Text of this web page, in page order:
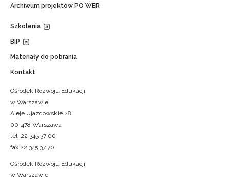
Archiwum projektów PO WER
Szkolenia
BIP
Materiały do pobrania
Kontakt
Ośrodek Rozwoju Edukacji
w Warszawie
Aleje Ujazdowskie 28
00-478 Warszawa
tel. 22 345 37 00
fax 22 345 37 70
Ośrodek Rozwoju Edukacji
w Warszawie